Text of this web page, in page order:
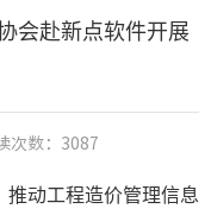
会赴新点软件开展
次数： 3087
推动工程造价管理信息